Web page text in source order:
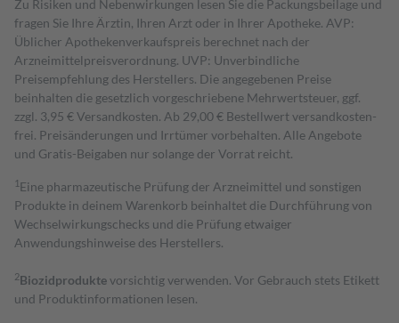
Zu Risiken und Nebenwirkungen lesen Sie die Packungsbeilage und
fragen Sie Ihre Ärztin, Ihren Arzt oder in Ihrer Apotheke. AVP:
Üblicher Apothekenverkaufspreis berechnet nach der
Arzneimittelpreisverordnung. UVP: Unverbindliche
Preisempfehlung des Herstellers. Die angegebenen Preise
beinhalten die gesetzlich vorgeschriebene Mehrwertsteuer, ggf.
zzgl. 3,95 € Versandkosten. Ab 29,00 € Bestell­wert versand­kosten­
frei. Preisänderungen und Irrtümer vorbehalten. Alle Angebote
und Gratis-Beigaben nur solange der Vorrat reicht.
1 Eine pharmazeutische Prüfung der Arzneimittel und sonstigen
Produkte in deinem Warenkorb beinhaltet die Durchführung von
Wechselwirkungschecks und die Prüfung etwaiger
Anwendungshinweise des Herstellers.
2Biozidproduktevorsichtig verwenden. Vor Gebrauch stets Etikett
und Produktinformationen lesen.